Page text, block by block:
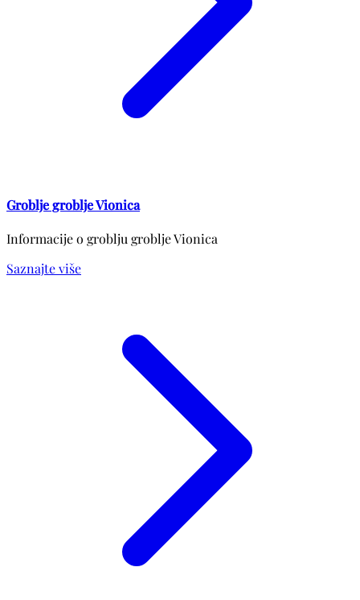
Groblje groblje Vionica
Informacije o groblju groblje Vionica
Saznajte više